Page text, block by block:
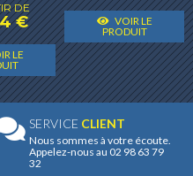
DE
€
LE
Ce
produit
a
variantes.
Les
VOIR LE
PRODUIT
a
SERVICE CLIENT
Nous sommes à votre écoute.
Appelez-nous au 02 98 63 79
32